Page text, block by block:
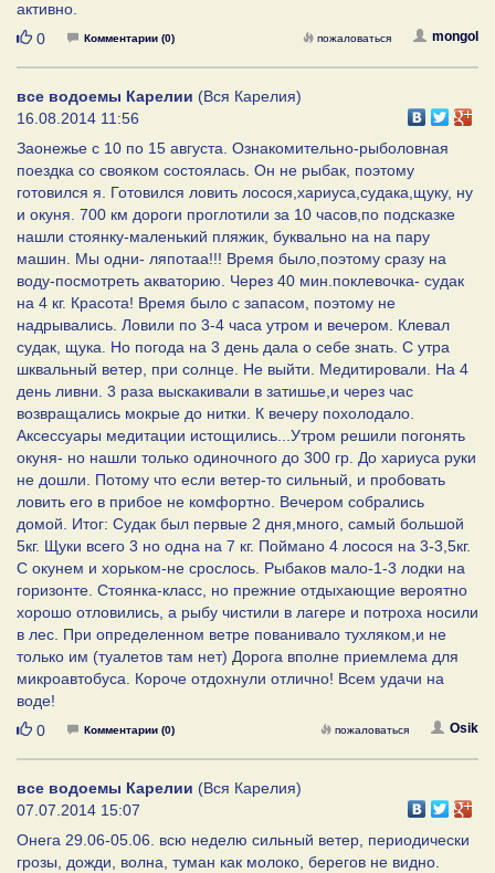
активно.
Нравится
0 Комментарии (0) mongol
пожаловаться
все водоемы Карелии (Вся Карелия)
16.08.2014 11:56
Заонежье с 10 по 15 августа. Ознакомительно-рыболовная
поездка со свояком состоялась. Он не рыбак, поэтому
готовился я. Готовился ловить лосося,хариуса,судака,щуку, ну
и окуня. 700 км дороги проглотили за 10 часов,по подсказке
нашли стоянку-маленький пляжик, буквально на на пару
машин. Мы одни- ляпотаа!!! Время было,поэтому сразу на
воду-посмотреть акваторию. Через 40 мин.поклевочка- судак
на 4 кг. Красота! Время было с запасом, поэтому не
надрывались. Ловили по 3-4 часа утром и вечером. Клевал
судак, щука. Но погода на 3 день дала о себе знать. С утра
шквальный ветер, при солнце. Не выйти. Медитировали. На 4
день ливни. 3 раза выскакивали в затишье,и через час
возвращались мокрые до нитки. К вечеру похолодало.
Аксессуары медитации истощились...Утром решили погонять
окуня- но нашли только одиночного до 300 гр. До хариуса руки
не дошли. Потому что если ветер-то сильный, и пробовать
ловить его в прибое не комфортно. Вечером собрались
домой. Итог: Судак был первые 2 дня,много, самый большой
5кг. Щуки всего 3 но одна на 7 кг. Поймано 4 лосося на 3-3,5кг.
С окунем и хорьком-не срослось. Рыбаков мало-1-3 лодки на
горизонте. Стоянка-класс, но прежние отдыхающие вероятно
хорошо отловились, а рыбу чистили в лагере и потроха носили
в лес. При определенном ветре пованивало тухляком,и не
только им (туалетов там нет) Дорога вполне приемлема для
микроавтобуса. Короче отдохнули отлично! Всем удачи на
воде!
Нравится
0 Комментарии (0) Osik
пожаловаться
все водоемы Карелии (Вся Карелия)
07.07.2014 15:07
Онега 29.06-05.06. всю неделю сильный ветер, периодически
грозы, дожди, волна, туман как молоко, берегов не видно.